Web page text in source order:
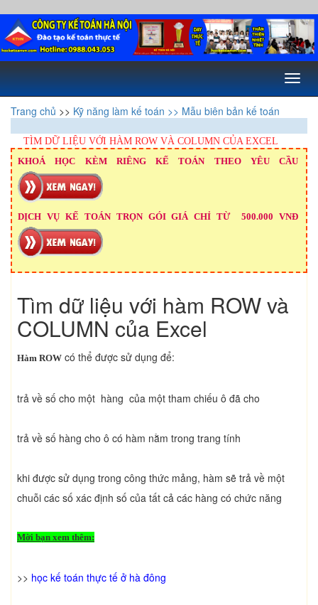
Toggle
Trang chủ >> Kỹ năng làm kế toán >> Mẫu biên bản kế toán
TÌM DỮ LIỆU VỚI HÀM ROW VÀ COLUMN CỦA EXCEL
KHOÁ HỌC KÈM RIÊNG KẾ TOÁN THEO YÊU CẦU
DỊCH VỤ KẾ TOÁN TRỌN GÓI GIÁ CHỈ TỪ 500.000 VNĐ
Tìm dữ liệu với hàm ROW và
COLUMN của Excel
Hàm ROW có thể được sử dụng để:
trả về số cho một hàng của một tham chiếu ô đã cho
trả về số hàng cho ô có hàm nằm trong trang tính
khi được sử dụng trong công thức mảng, hàm sẽ trả về một
chuỗi các số xác định số của tất cả các hàng có chức năng
Mời bạn xem thêm:
>> học kế toán thực tế ở hà đông